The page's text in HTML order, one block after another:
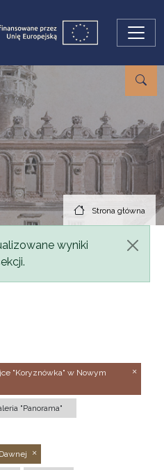
Strona główna
wyniki
"Koryznówka" w Nowym
"Panorama"